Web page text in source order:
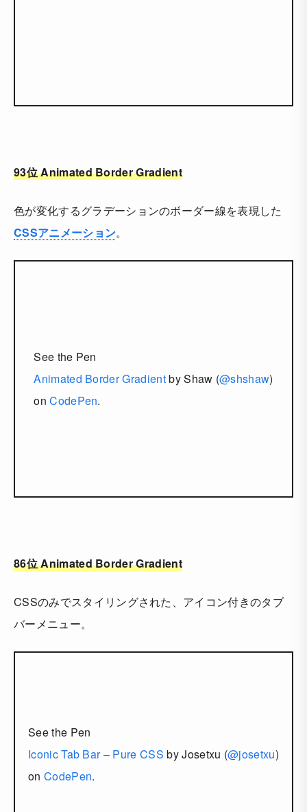
93位 Animated Border Gradient
色が変化するグラデーションのボーダー線を表現した
CSSアニメーション。
See the Pen
Animated Border Gradientby Shaw (@shshaw)
onCodePen.
86位 Animated Border Gradient
CSSのみでスタイリングされた、アイコン付きのタブ
バーメニュー。
See the Pen
Iconic Tab Bar – Pure CSS by Josetxu (@josetxu)
on CodePen.